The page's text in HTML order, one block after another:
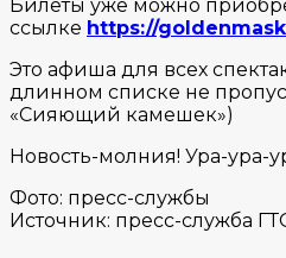
Билеты уже можно
ссылке https://
Это афиша для всех
длинном списке не
«Сияющий камешек»)
Новость-молния! Ура-ура-
Фото: пресс-службы
Источник: пресс-служба